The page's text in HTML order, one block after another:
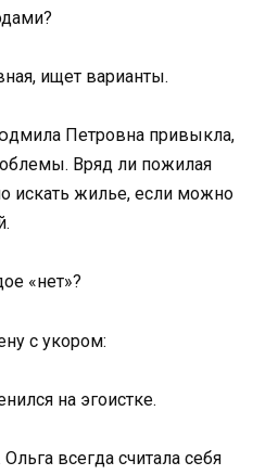
ищет варианты.
Петровна привыкла,
Вряд ли пожилая
искать жилье, если можно
«нет»?
с укором:
на эгоистке.
всегда считала себя